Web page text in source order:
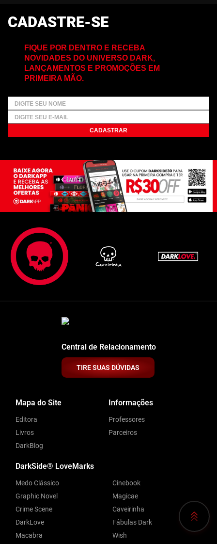
CADASTRE-SE
FIQUE POR DENTRO E RECEBA
NOVIDADES DO UNIVERSO DARK,
LANÇAMENTOS E PROMOÇÕES EM
PRIMEIRA MÃO.
CADASTRAR
Central de Relacionamento
TIRE SUAS DÚVIDAS
Mapa do Site
Editora
Livros
DarkBlog
Informações
Professores
Parceiros
DarkSide® LoveMarks
Medo Clássico
Graphic Novel
Crime Scene
DarkLove
Macabra
Cinebook
Magicae
Caveirinha
Fábulas Dark
Wish